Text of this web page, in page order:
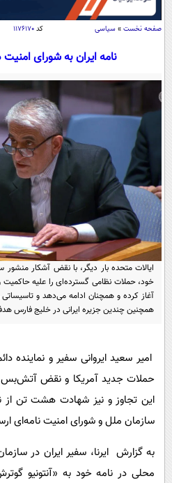
اقتصاد
اقتصادی
جامعه
حوادث
سلامت
یک برش
محیط زیست
سفر و تفریح
بین الملل
سیاست
فرهنگ و
علم و
فناوری و It
قرآن
باشگاه مغز
مجله تصویری
اقتصاد
ورزش
سیاست
حوادث
محیط
سلامت
فرهنگی
عصر ایران 2
خواندنی ها و
داستان کوتاه
پیامک
دانلود
آموزش
صفحه نخست » سیاسی کد ۱۱۷۶۱۷۰
نامه ایران به شورای
ایالات متحده بار دیگر، با نقض آشکار
خود، حملات نظامی گسترده‌ای را علیه
آغاز کرده و همچنان ادامه می‌دهد و تاسیساتی
همچنین چندین جزیره ایرانی در خلیج فارس
امیر سعید ایروانی سفیر و نماینده
حملات جدید آمریکا و نقض آتش‌بس و
این تجاوز و نیز شهادت هشت تن از
سازمان ملل و شورای امنیت نامه‌ای
به گزارش ایرنا، سفیر ایران در
محلی در نامه خود به «آنتونیو